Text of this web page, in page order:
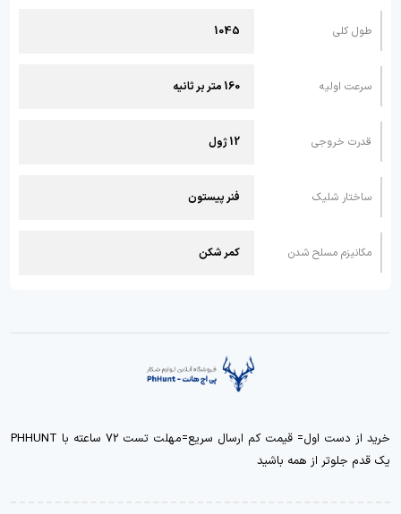
طول کلی 1045
سرعت اولیه 160 متر بر ثانیه
قدرت خروجی 12 ژول
ساختار شلیک فنر پیستون
مکانیزم مسلح شدن کمر شکن
خرید از دست اول= قیمت کم ارسال سریع=مهلت تست 72 ساعته با PHHUNT
یک قدم جلوتر از همه باشید